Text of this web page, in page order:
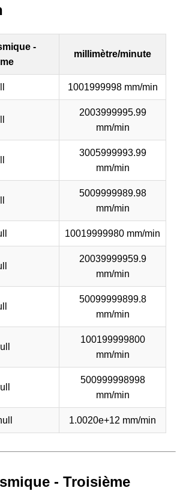
-
millimètre/minute
1001999998 mm/min
2003999995.99
mm/min
3005999993.99
mm/min
5009999989.98
mm/min
10019999980 mm/min
20039999959.9
mm/min
50099999899.8
mm/min
100199999800
mm/min
500999998998
mm/min
1.0020e+12 mm/min
- Troisième